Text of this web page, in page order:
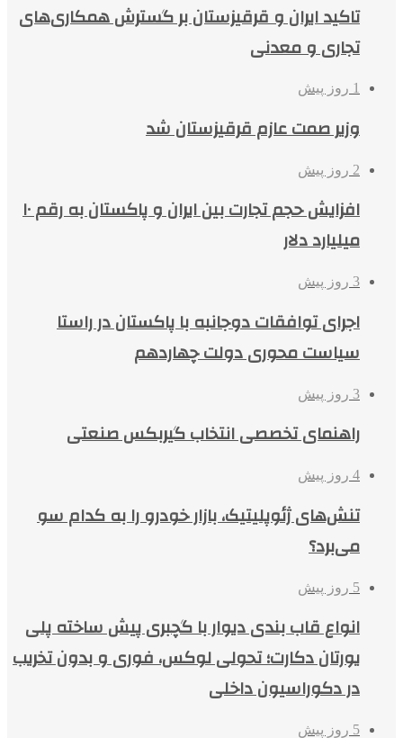
تاکید ایران و قرقیزستان بر گسترش همکاری‌های
تجاری و معدنی
1 روز پیش
وزیر صمت عازم قرقیزستان شد
2 روز پیش
افزایش حجم تجارت بین ایران و پاکستان به رقم ۱۰
میلیارد دلار
3 روز پیش
اجرای توافقات دوجانبه با پاکستان در راستا
سیاست محوری دولت چهاردهم
3 روز پیش
راهنمای تخصصی انتخاب گیربکس صنعتی
4 روز پیش
تنش‌های ژئوپلیتیک، بازار خودرو را به کدام سو
می‌برد؟
5 روز پیش
انواع قاب بندی دیوار با گچبری پیش ساخته پلی
یورتان دکارت؛ تحولی لوکس، فوری و بدون تخریب
در دکوراسیون داخلی
5 روز پیش